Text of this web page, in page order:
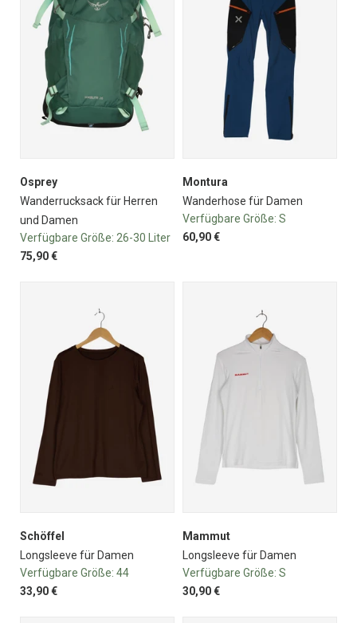
Osprey
Wanderrucksack für Herren
und Damen
Verfügbare Größe: 26-30 Liter
75,90 €
Montura
Wanderhose für Damen
Verfügbare Größe: S
60,90 €
Schöffel
Longsleeve für Damen
Verfügbare Größe: 44
33,90 €
Mammut
Longsleeve für Damen
Verfügbare Größe: S
30,90 €